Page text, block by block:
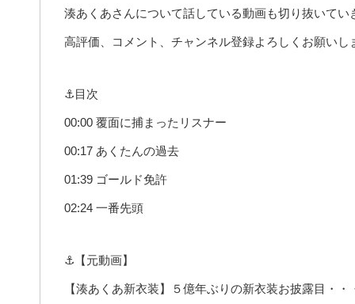
湊あくあさんについて話している動画も切り抜いてい
高評価、コメント、チャンネル登録よろしくお願いし
⚓目次
00:00 覆面に捕まったリスナー
00:17 あくたんの過去
01:39 ゴールド免許
02:24 一番先頭
⚓【元動画】
【湊あくあ新衣装】５億年ぶりの新衣装お披露目・